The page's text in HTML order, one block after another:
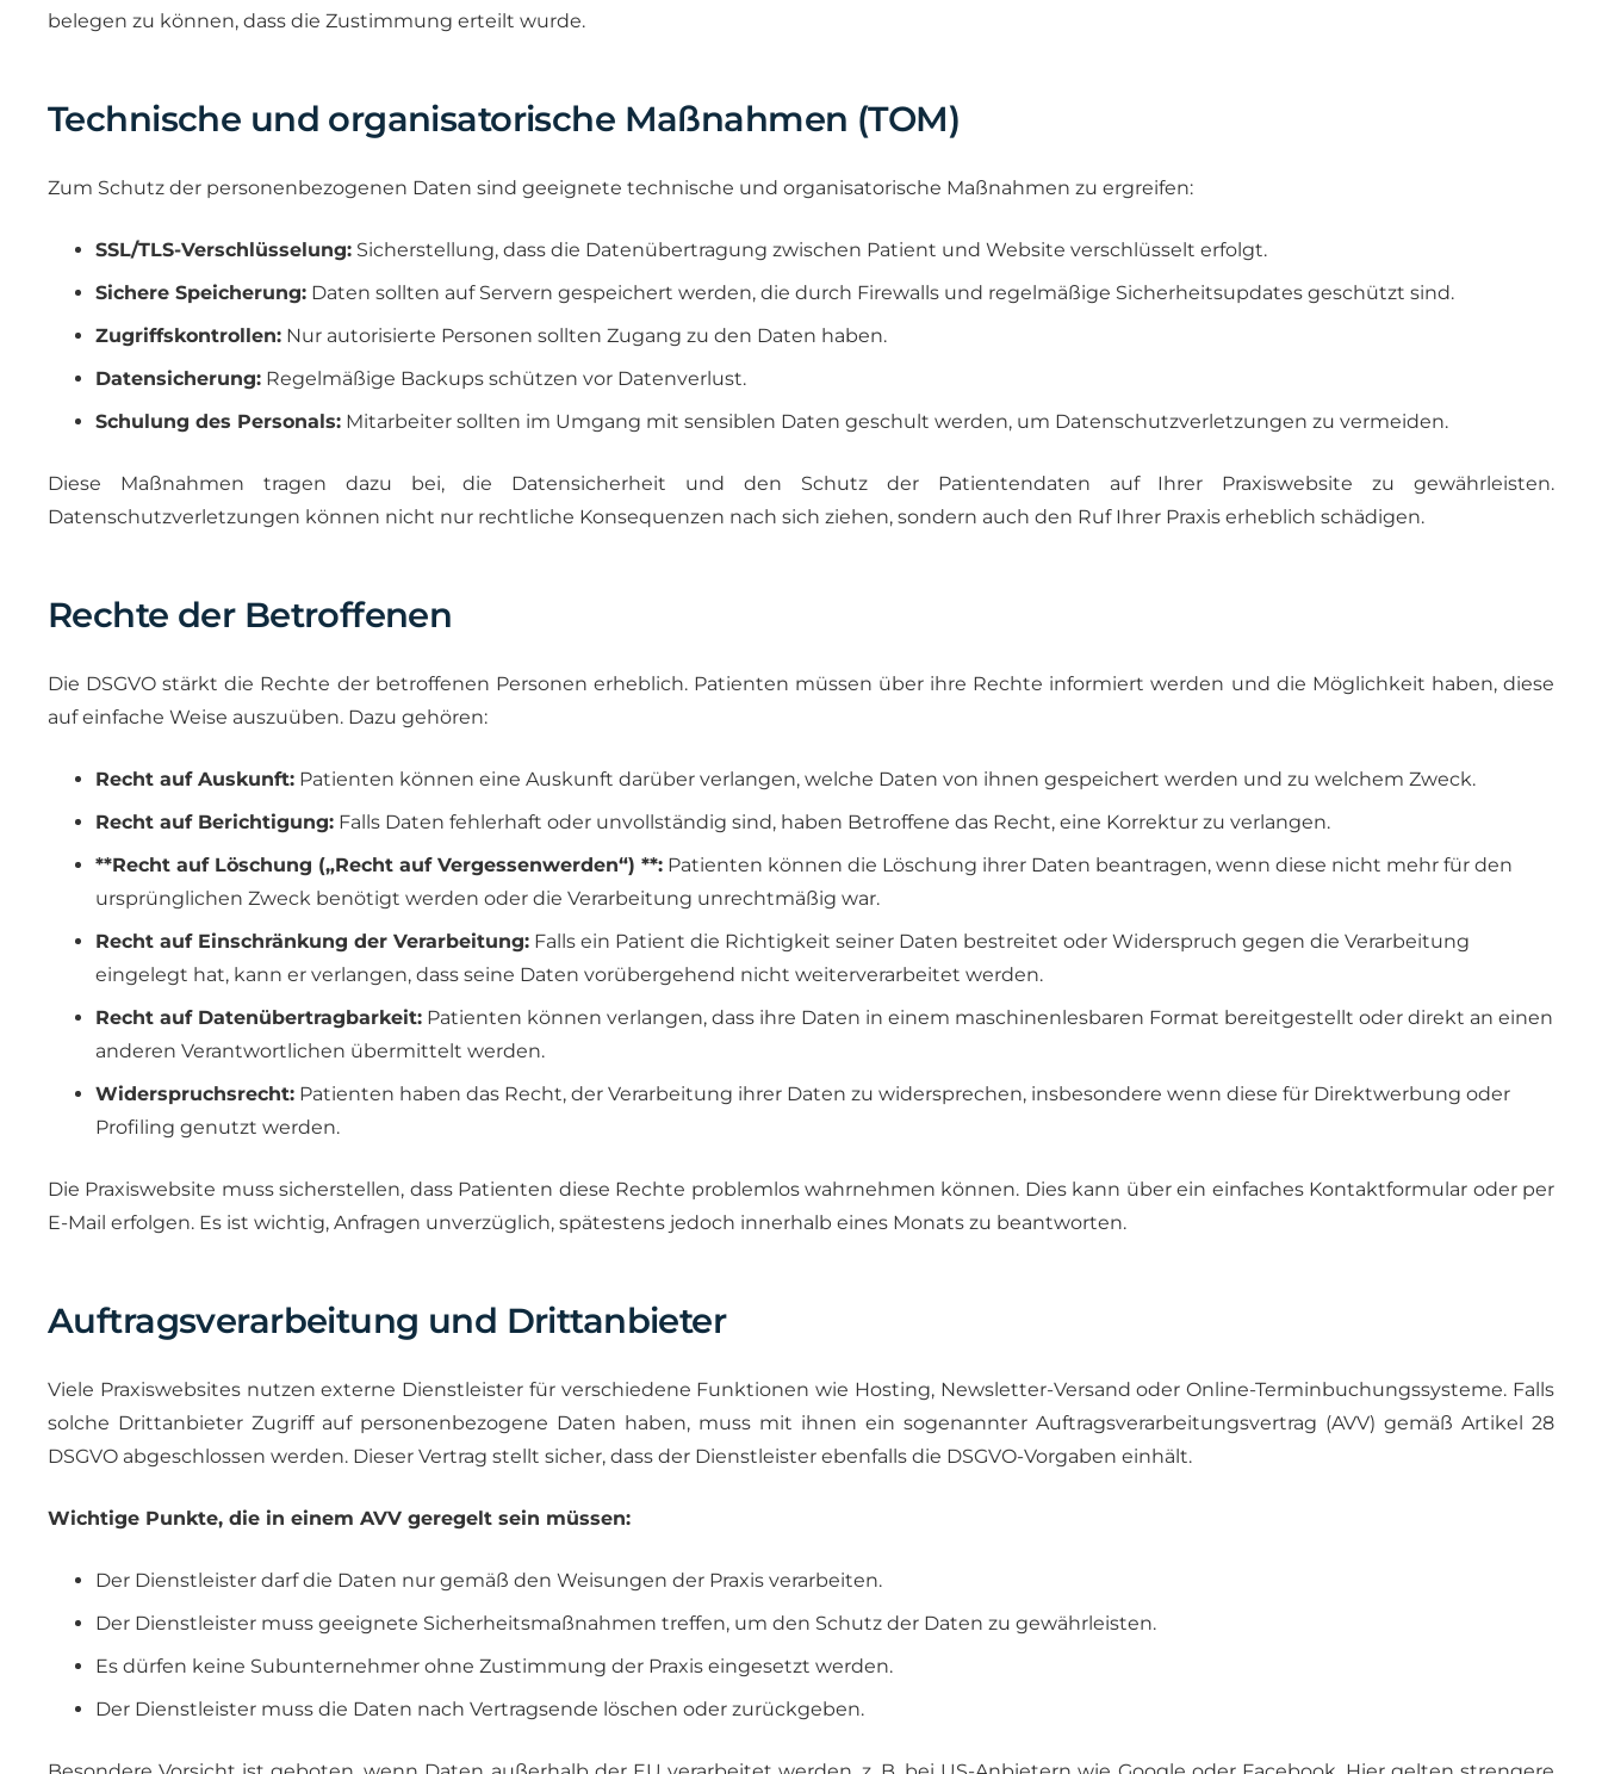
belegen zu können, dass die Zustimmung erteilt wurde.
Technische und organisatorische Maßnahmen (TOM)
Zum Schutz der personenbezogenen Daten sind geeignete technische und organisatorische Maßnahmen zu ergreifen:
SSL/TLS-Verschlüsselung: Sicherstellung, dass die Datenübertragung zwischen Patient und Website verschlüsselt erfolgt.
Sichere Speicherung: Daten sollten auf Servern gespeichert werden, die durch Firewalls und regelmäßige Sicherheitsupdates geschützt sind.
Zugriffskontrollen: Nur autorisierte Personen sollten Zugang zu den Daten haben.
Datensicherung: Regelmäßige Backups schützen vor Datenverlust.
Schulung des Personals: Mitarbeiter sollten im Umgang mit sensiblen Daten geschult werden, um Datenschutzverletzungen zu vermeiden.
Diese Maßnahmen tragen dazu bei, die Datensicherheit und den Schutz der Patientendaten auf Ihrer Praxiswebsite zu gewährleisten.
Datenschutzverletzungen können nicht nur rechtliche Konsequenzen nach sich ziehen, sondern auch den Ruf Ihrer Praxis erheblich schädigen.
Rechte der Betroffenen
Die DSGVO stärkt die Rechte der betroffenen Personen erheblich. Patienten müssen über ihre Rechte informiert werden und die Möglichkeit haben, diese
auf einfache Weise auszuüben. Dazu gehören:
Recht auf Auskunft: Patienten können eine Auskunft darüber verlangen, welche Daten von ihnen gespeichert werden und zu welchem Zweck.
Recht auf Berichtigung: Falls Daten fehlerhaft oder unvollständig sind, haben Betroffene das Recht, eine Korrektur zu verlangen.
**Recht auf Löschung („Recht auf Vergessenwerden“) **: Patienten können die Löschung ihrer Daten beantragen, wenn diese nicht mehr für den
ursprünglichen Zweck benötigt werden oder die Verarbeitung unrechtmäßig war.
Recht auf Einschränkung der Verarbeitung: Falls ein Patient die Richtigkeit seiner Daten bestreitet oder Widerspruch gegen die Verarbeitung
eingelegt hat, kann er verlangen, dass seine Daten vorübergehend nicht weiterverarbeitet werden.
Recht auf Datenübertragbarkeit: Patienten können verlangen, dass ihre Daten in einem maschinenlesbaren Format bereitgestellt oder direkt an einen
anderen Verantwortlichen übermittelt werden.
Widerspruchsrecht: Patienten haben das Recht, der Verarbeitung ihrer Daten zu widersprechen, insbesondere wenn diese für Direktwerbung oder
Profiling genutzt werden.
Die Praxiswebsite muss sicherstellen, dass Patienten diese Rechte problemlos wahrnehmen können. Dies kann über ein einfaches Kontaktformular oder per
E-Mail erfolgen. Es ist wichtig, Anfragen unverzüglich, spätestens jedoch innerhalb eines Monats zu beantworten.
Auftragsverarbeitung und Drittanbieter
Viele Praxiswebsites nutzen externe Dienstleister für verschiedene Funktionen wie Hosting, Newsletter-Versand oder Online-Terminbuchungssysteme. Falls
solche Drittanbieter Zugriff auf personenbezogene Daten haben, muss mit ihnen ein sogenannter Auftragsverarbeitungsvertrag (AVV) gemäß Artikel 28
DSGVO abgeschlossen werden. Dieser Vertrag stellt sicher, dass der Dienstleister ebenfalls die DSGVO-Vorgaben einhält.
Wichtige Punkte, die in einem AVV geregelt sein müssen:
Der Dienstleister darf die Daten nur gemäß den Weisungen der Praxis verarbeiten.
Der Dienstleister muss geeignete Sicherheitsmaßnahmen treffen, um den Schutz der Daten zu gewährleisten.
Es dürfen keine Subunternehmer ohne Zustimmung der Praxis eingesetzt werden.
Der Dienstleister muss die Daten nach Vertragsende löschen oder zurückgeben.